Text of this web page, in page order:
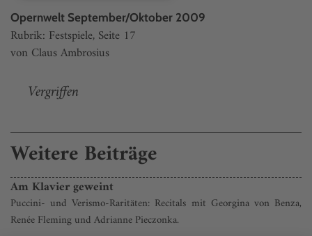
Opernwelt September/Oktober 2009
Rubrik: Festspiele, Seite 17
von Claus Ambrosius
Vergriffen
Weitere Beiträge
Am Klavier geweint
Puccini- und Verismo-Raritäten: Recitals mit Georgina von Benza,
Renée Fleming und Adrianne Pieczonka.